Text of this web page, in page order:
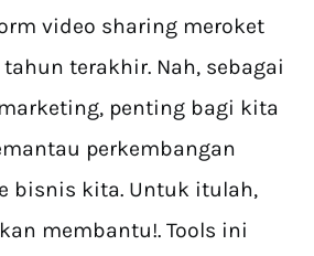
video sharing meroket
terakhir. Nah, sebagai
penting bagi kita
perkembangan
bisnis kita. Untuk itulah,
membantu!. Tools ini